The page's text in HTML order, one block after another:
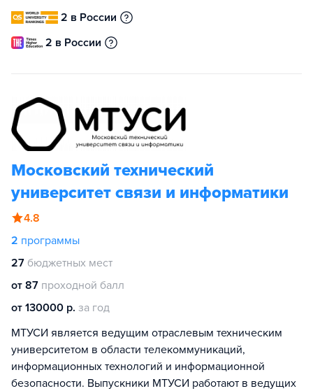
2 в России
2 в России
Московский технический
университет связи и информатики
4.8
2 программы
27 бюджетных мест
от 87 проходной балл
от 130000 р. за год
МТУСИ является ведущим отраслевым техническим
университетом в области телекоммуникаций,
информационных технологий и информационной
безопасности. Выпускники МТУСИ работают в ведущих